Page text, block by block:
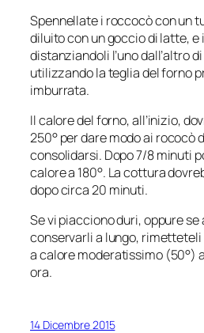
Spennellate i roccocò con un
diluito con un goccio di latte,
distanziandoli l’uno dall’altro
utilizzando la teglia del forno
imburrata.
Il calore del forno, all’inizio,
250° per dare modo ai rococò
consolidarsi. Dopo 7/8 minuti
calore a 180°. La cottura
dopo circa 20 minuti.
Se vi piacciono duri, oppure
conservarli a lungo,
a calore moderatissimo (50°)
ora.
14 Dicembre 2015